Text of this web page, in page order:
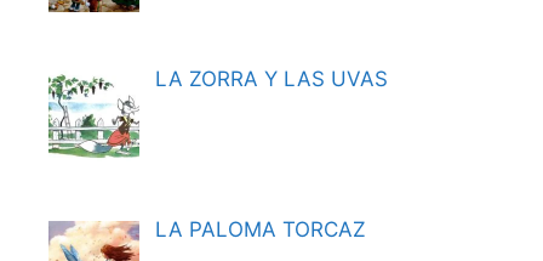
LA ZORRA Y LAS UVAS
LA PALOMA TORCAZ